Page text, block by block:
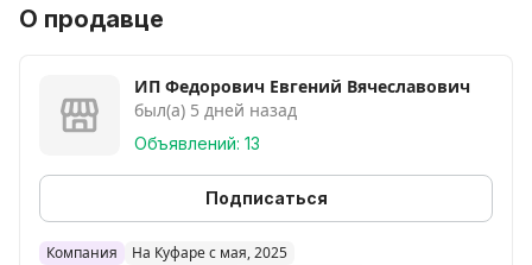
- Индивидуальный подход
- Любой вид техпомощи( подвоз топлива,прикурка и
т.д..)
- Помощь при дтп
О продавце
ИП Федорович Евгений Вячеславович
был(а) 5 дней назад
Объявлений: 13
Подписаться
Компания
На Куфаре с мая, 2025